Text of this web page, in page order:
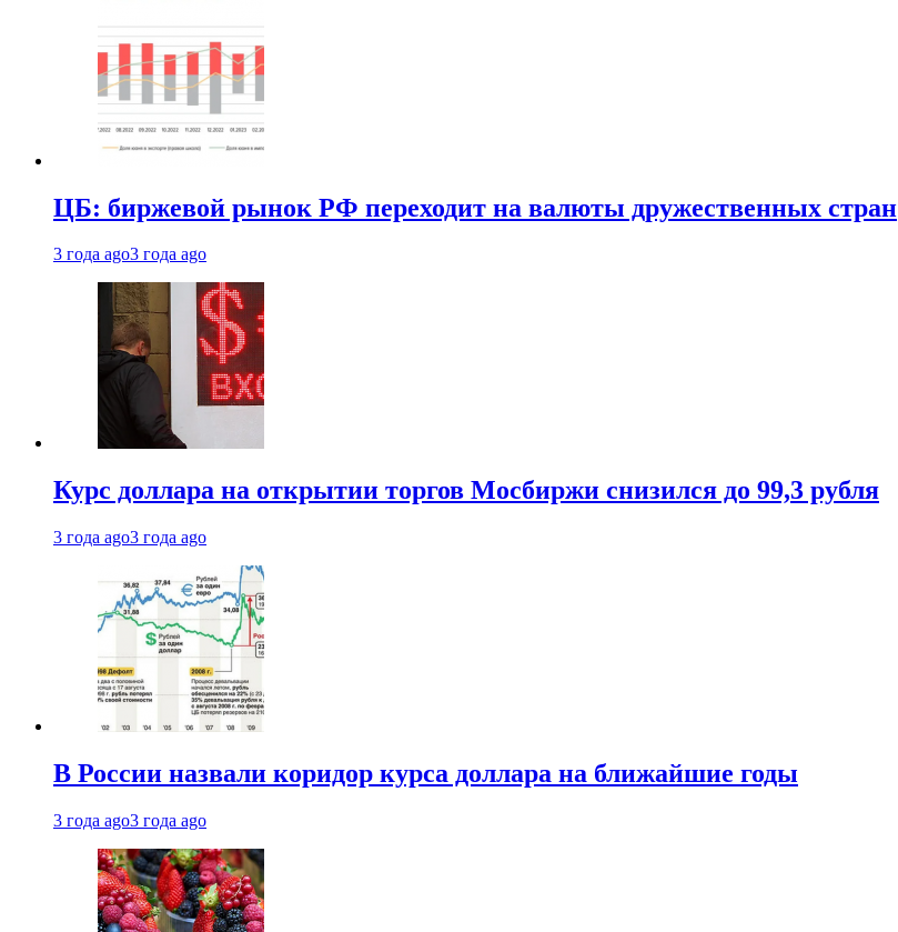
ЦБ: биржевой рынок РФ переходит на валюты дружественных стран
3 года ago3 года ago
Курс доллара на открытии торгов Мосбиржи снизился до 99,3 рубля
3 года ago3 года ago
В России назвали коридор курса доллара на ближайшие годы
3 года ago3 года ago